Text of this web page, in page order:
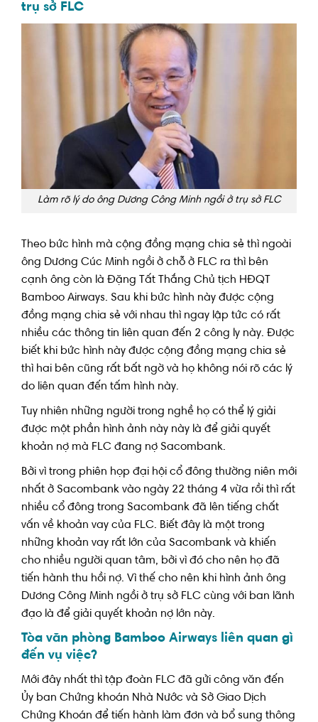
trụ sở FLC
Làm rõ lý do ông Dương Công Minh ngồi ở trụ sở FLC
Theo bức hình mà cộng đồng mạng chia sẻ thì ngoài
ông Dương Cúc Minh ngồi ở chỗ ở FLC ra thì bên
cạnh ông còn là Đặng Tất Thắng Chủ tịch HĐQT
Bamboo Airways. Sau khi bức hình này được cộng
đồng mạng chia sẻ với nhau thì ngay lập tức có rất
nhiều các thông tin liên quan đến 2 công ly này. Được
biết khi bức hình này được cộng đồng mạng chia sẻ
thì hai bên cũng rất bất ngờ và họ không nói rõ các lý
do liên quan đến tấm hình này.
Tuy nhiên những người trong nghề họ có thể lý giải
được một phần hình ảnh này này là để giải quyết
khoản nợ mà FLC đang nợ Sacombank.
Bởi vì trong phiên họp đại hội cổ đông thường niên mới
nhất ở Sacombank vào ngày 22 tháng 4 vừa rồi thì rất
nhiều cổ đông trong Sacombank đã lên tiếng chất
vấn về khoản vay của FLC. Biết đây là một trong
những khoản vay rất lớn của Sacombank và khiến
cho nhiều người quan tâm, bởi vì đó cho nên họ đã
tiến hành thu hồi nợ. Vì thế cho nên khi hình ảnh ông
Dương Công Minh ngồi ở trụ sở FLC cùng với ban lãnh
đạo là để giải quyết khoản nợ lớn này.
Tòa văn phòng Bamboo Airways liên quan gì
đến vụ việc?
Mới đây nhất thì tập đoàn FLC đã gửi công văn đến
Ủy ban Chứng khoán Nhà Nước và Sở Giao Dịch
Chứng Khoán để tiến hành làm đơn và bổ sung thông